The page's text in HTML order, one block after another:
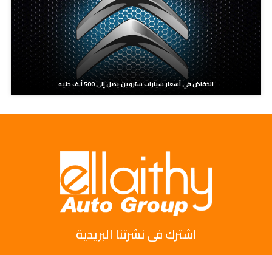
انخفاض في أسعار سيارات ستروين يصل إلى 500 ألف جنيه
اشترك فى نشرتنا البريدية